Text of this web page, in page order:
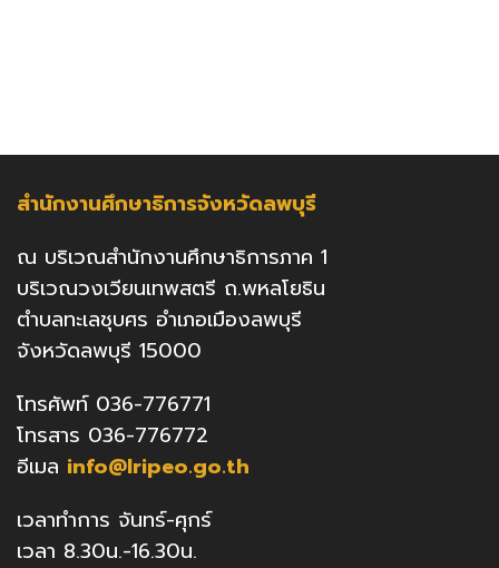
สำนักงานศึกษาธิการจังหวัดลพบุรี
ณ บริเวณสำนักงานศึกษาธิการภาค 1
บริเวณวงเวียนเทพสตรี ถ.พหลโยธิน
ตำบลทะเลชุบศร อำเภอเมืองลพบุรี
จังหวัดลพบุรี 15000
โทรศัพท์ 036-776771
โทรสาร 036-776772
อีเมล info@lripeo.go.th
เวลาทำการ จันทร์-ศุกร์
เวลา 8.30น.-16.30น.